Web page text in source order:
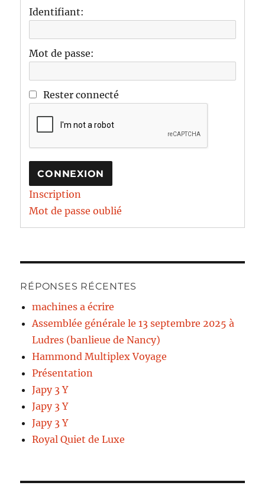
Identifiant:
Mot de passe:
Rester connecté
CONNEXION
Inscription
Mot de passe oublié
RÉPONSES RÉCENTES
machines a écrire
Assemblée générale le 13 septembre 2025 à
Ludres (banlieue de Nancy)
Hammond Multiplex Voyage
Présentation
Japy 3 Y
Japy 3 Y
Japy 3 Y
Royal Quiet de Luxe